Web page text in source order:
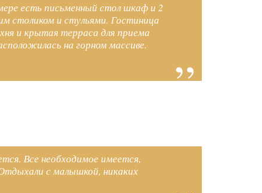
есть письменный стол шкаф и 2
столиком и стульями. Гостиница
и крытая терраса для приема
на горном массиве.
Все необходимое имеется,
с малышкой, никаких